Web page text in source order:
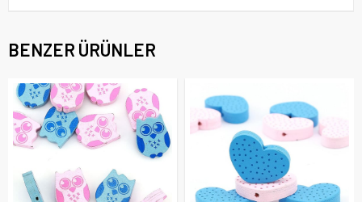
BENZER ÜRÜNLER